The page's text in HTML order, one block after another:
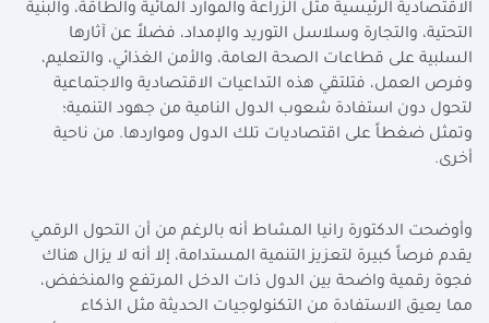
الاقتصادية الرئيسية مثل الزراعة والموارد المائية والطاقة، والبنية
التحتية، والتجارة وسلاسل التوريد والإمداد، فضلاً عن آثارها
السلبية على قطاعات الصحة العامة، والأمن الغذائي، والتعليم،
وفرص العمل، فتلتقي هذه التداعيات الاقتصادية والاجتماعية
لتحول دون استفادة شعوب الدول النامية من جهود التنمية؛
وتمثل ضغطاً على اقتصاديات تلك الدول ومواردها. من ناحية
أخرى.
وأوضحت الدكتورة رانيا المشاط أنه بالرغم من أن التحول الرقمي
يقدم فرصاً كبيرة لتعزيز التنمية المستدامة، إلا أنه لا يزال هناك
فجوة رقمية واضحة بين الدول ذات الدخل المرتفع والمنخفض،
مما يعيق الاستفادة من التكنولوجيات الحديثة مثل الذكاء